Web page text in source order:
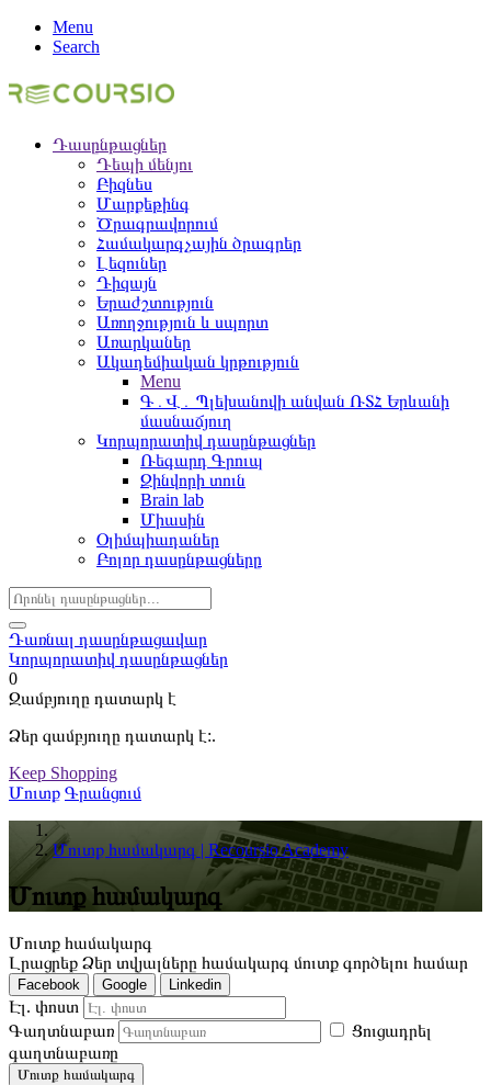
Menu
Search
Դասընթացներ
Դեպի մենյու
Բիզնես
Մարքեթինգ
Ծրագրավորում
Համակարգչային ծրագրեր
Լեզուներ
Դիզայն
Երաժշտություն
Առողջություն և սպորտ
Առարկաներ
Ակադեմիական կրթություն
Menu
Գ․Վ․ Պլեխանովի անվան ՌՏՀ Երևանի
մասնաճյուղ
Կորպորատիվ դասընթացներ
Ռեգարդ Գրուպ
Զինվորի տուն
Brain lab
Միասին
Օլիմպիադաներ
Բոլոր դասընթացները
Դառնալ դասընթացավար
Կորպորատիվ դասընթացներ
0
Զամբյուղը դատարկ է
Ձեր զամբյուղը դատարկ է:.
Keep Shopping
Մուտք Գրանցում
Մուտք համակարգ | Recoursio Academy
Մուտք համակարգ
Մուտք համակարգ
Լրացրեք Ձեր տվյալները համակարգ մուտք գործելու համար
Facebook Google Linkedin
Էլ. փոստ
Գաղտնաբառ
Ցուցադրել
գաղտնաբառը
Մուտք համակարգ